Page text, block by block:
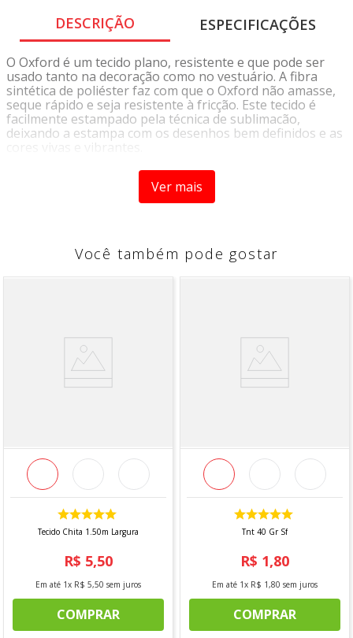
DESCRIÇÃO ESPECIFICAÇÕES
O Oxford é um tecido plano, resistente e que pode ser
usado tanto na decoração como no vestuário. A fibra
sintética de poliéster faz com que o Oxford não amasse,
seque rápido e seja resistente à fricção. Este tecido é
facilmente estampado pela técnica de sublimacão,
deixando a estampa com os desenhos bem definidos e as
cores vivas e vibrantes.
: 100% Poliester
Instrução de Lavagem:
- Lavagem até 30°C Processo Normal
Observação: Vendido a cada 1,00 MT onde a medida se
refere a um metro de comprimento pela largura do
tecido. Caso seja solicitado 2 mts, será enviado metragem
Ver mais
Você também pode gostar
Tecido Chita 1.50m Largura
R$ 5,50
Em até 1x R$ 5,50 sem juros
COMPRAR
Tnt 40 Gr Sf
R$ 1,80
Em até 1x R$ 1,80 sem juros
COMPRAR